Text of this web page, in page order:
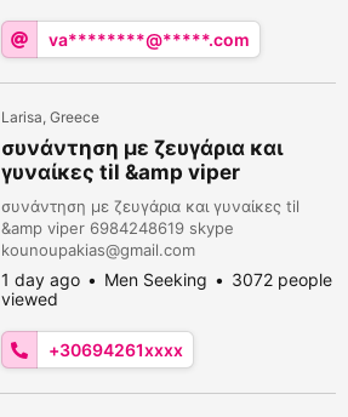
va********@*****.com
Larisa, Greece
συνάντηση με ζευγάρια και
γυναίκες til &amp viper
6984248619 skype
kounoupakias@gmail.com
συνάντηση με ζευγάρια και γυναίκες til
&amp viper 6984248619 skype
kounoupakias@gmail.com
1 day ago Men Seeking
3072 people
viewed
+30694261xxxx